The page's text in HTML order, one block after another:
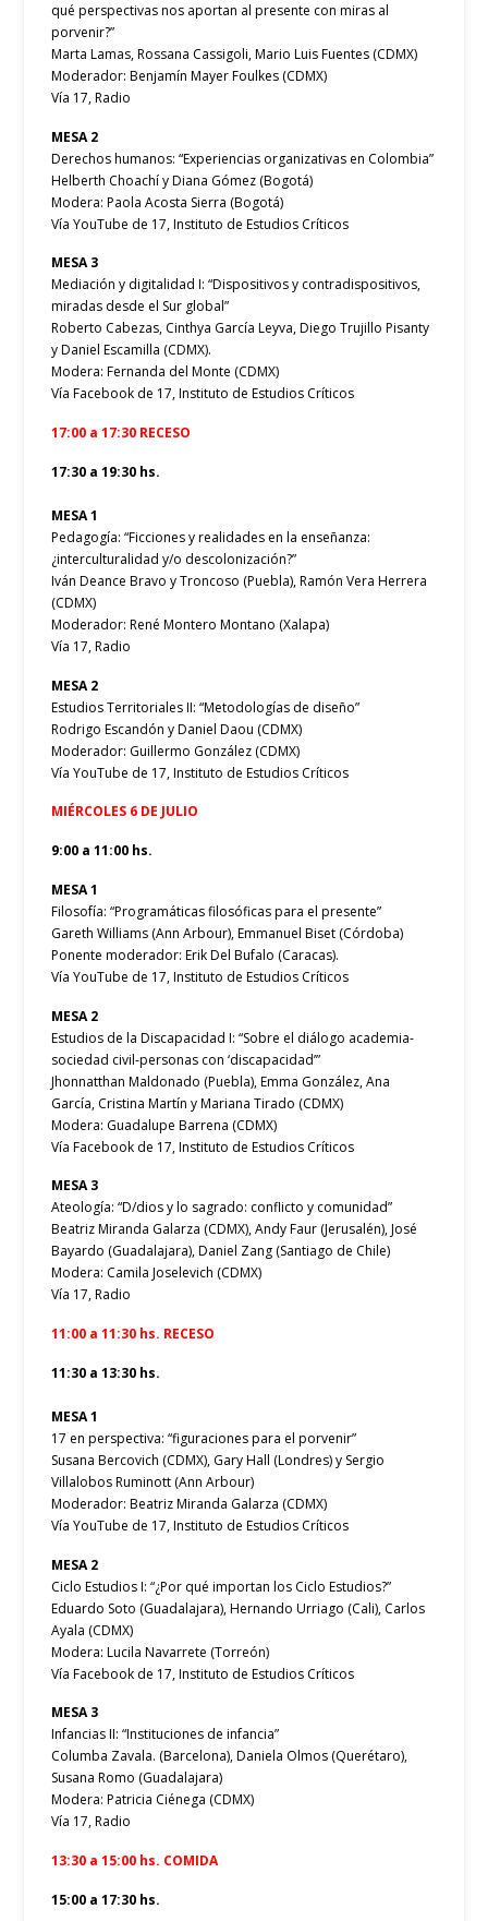
qué perspectivas nos aportan al presente con miras al
porvenir?”
Marta Lamas, Rossana Cassigoli, Mario Luis Fuentes (CDMX)
Moderador: Benjamín Mayer Foulkes (CDMX)
Vía 17, Radio
MESA 2
Derechos humanos: “Experiencias organizativas en Colombia”
Helberth Choachí y Diana Gómez (Bogotá)
Modera: Paola Acosta Sierra (Bogotá)
Vía YouTube de 17, Instituto de Estudios Críticos
MESA 3
Mediación y digitalidad I: “Dispositivos y contradispositivos,
miradas desde el Sur global”
Roberto Cabezas, Cinthya García Leyva, Diego Trujillo Pisanty
y Daniel Escamilla (CDMX).
Modera: Fernanda del Monte (CDMX)
Vía Facebook de 17, Instituto de Estudios Críticos
17:00 a 17:30 RECESO
17:30 a 19:30 hs.
MESA 1
Pedagogía: “Ficciones y realidades en la enseñanza:
¿interculturalidad y/o descolonización?”
Iván Deance Bravo y Troncoso (Puebla), Ramón Vera Herrera
(CDMX)
Moderador: René Montero Montano (Xalapa)
Vía 17, Radio
MESA 2
Estudios Territoriales II: “Metodologías de diseño”
Rodrigo Escandón y Daniel Daou (CDMX)
Moderador: Guillermo González (CDMX)
Vía YouTube de 17, Instituto de Estudios Críticos
MIÉRCOLES 6 DE JULIO
9:00 a 11:00 hs.
MESA 1
Filosofía: “Programáticas filosóficas para el presente”
Gareth Williams (Ann Arbour), Emmanuel Biset (Córdoba)
Ponente moderador: Erik Del Bufalo (Caracas).
Vía YouTube de 17, Instituto de Estudios Críticos
MESA 2
Estudios de la Discapacidad I: “Sobre el diálogo academia-
sociedad civil-personas con ‘discapacidad’”
Jhonnatthan Maldonado (Puebla), Emma González, Ana
García, Cristina Martín y Mariana Tirado (CDMX)
Modera: Guadalupe Barrena (CDMX)
Vía Facebook de 17, Instituto de Estudios Críticos
MESA 3
Ateología: “D/dios y lo sagrado: conflicto y comunidad”
Beatriz Miranda Galarza (CDMX), Andy Faur (Jerusalén), José
Bayardo (Guadalajara), Daniel Zang (Santiago de Chile)
Modera: Camila Joselevich (CDMX)
Vía 17, Radio
11:00 a 11:30 hs. RECESO
11:30 a 13:30 hs.
MESA 1
17 en perspectiva: “figuraciones para el porvenir”
Susana Bercovich (CDMX), Gary Hall (Londres) y Sergio
Villalobos Ruminott (Ann Arbour)
Moderador: Beatriz Miranda Galarza (CDMX)
Vía YouTube de 17, Instituto de Estudios Críticos
MESA 2
Ciclo Estudios I: “¿Por qué importan los Ciclo Estudios?”
Eduardo Soto (Guadalajara), Hernando Urriago (Cali), Carlos
Ayala (CDMX)
Modera: Lucila Navarrete (Torreón)
Vía Facebook de 17, Instituto de Estudios Críticos
MESA 3
Infancias II: “Instituciones de infancia”
Columba Zavala. (Barcelona), Daniela Olmos (Querétaro),
Susana Romo (Guadalajara)
Modera: Patricia Ciénega (CDMX)
Vía 17, Radio
13:30 a 15:00 hs. COMIDA
15:00 a 17:30 hs.